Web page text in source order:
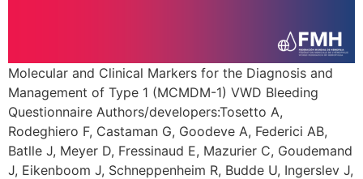
Molecular and Clinical Markers for the Diagnosis and
Management of Type 1 (MCMDM-1) VWD Bleeding
Questionnaire Authors/developers:Tosetto A,
Rodeghiero F, Castaman G, Goodeve A, Federici AB,
Batlle J, Meyer D, Fressinaud E, Mazurier C, Goudemand
J, Eikenboom J, Schneppenheim R, Budde U, Ingerslev J,